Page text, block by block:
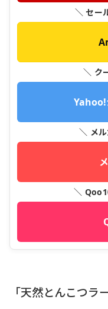
＼ セー
＼ ク
Yahoo!
＼ メ
＼
「天然とんこつラ